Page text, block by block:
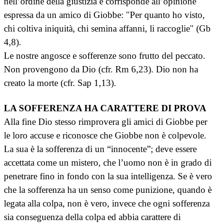
espressa da un amico di Giobbe: "Per quanto ho visto,
chi coltiva iniquità, chi semina affanni, li raccoglie" (Gb
4,8).
Le nostre angosce e sofferenze sono frutto del peccato.
Non provengono da Dio (cfr. Rm 6,23). Dio non ha
creato la morte (cfr. Sap 1,13).
LA SOFFERENZA HA CARATTERE DI PROVA
Alla fine Dio stesso rimprovera gli amici di Giobbe per
le loro accuse e riconosce che Giobbe non è colpevole.
La sua è la sofferenza di un “innocente”; deve essere
accettata come un mistero, che l’uomo non è in grado di
penetrare fino in fondo con la sua intelligenza. Se è vero
che la sofferenza ha un senso come punizione, quando è
legata alla colpa, non è vero, invece che ogni sofferenza
sia conseguenza della colpa ed abbia carattere di